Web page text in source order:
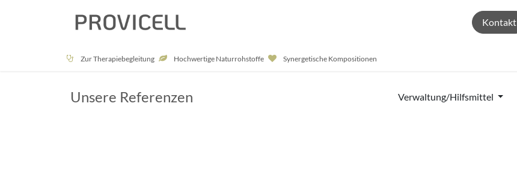
Kontakt
Zur Therapiebegleitung Hochwertige Naturrohstoffe Synergetische Kompositionen
Unsere Referenzen Verwaltung/Hilfsmittel